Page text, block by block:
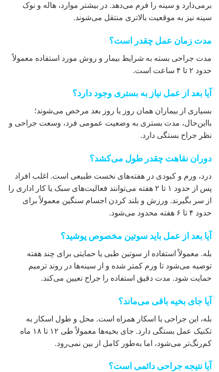
برمی‌دارد و سینه را فرم می‌دهد. در بیشتر موارد، هاله و نوک
سینه نیز به موقعیت بالاتری منتقل می‌شوند.
مدت زمان عمل چقدر است؟
مدت جراحی بسته به شرایط بیمار و روش مورد استفاده معمولاً
حدود ۲ تا ۴ ساعت است.
آیا بعد از عمل نیاز به بستری وجود دارد؟
بسیاری از بیماران همان روز یا روز بعد مرخص می‌شوند؛
بااین‌حال، مدت بستری به وضعیت عمومی فرد، وسعت جراحی و
نظر جراح بستگی دارد.
دوران نقاهت چقدر طول می‌کشد؟
درد، ورم و کبودی در هفته‌های نخست طبیعی است. اغلب افراد
پس از حدود ۱ تا ۲ هفته می‌توانند فعالیت‌های سبک یا کار اداری را
از سر بگیرند. ورزش و بلند کردن اجسام سنگین معمولاً برای
حدود ۴ تا ۶ هفته محدود می‌شود.
آیا بعد از عمل باید سوتین مخصوص پوشید؟
بله. معمولاً استفاده از سوتین طبی یا حمایتی برای چند هفته
توصیه می‌شود تا ورم کمتر شده و از سینه‌ها در روند ترمیم
حمایت شود. مدت دقیق استفاده را جراح تعیین می‌کند.
آیا جای بخیه باقی می‌ماند؟
بله، این جراحی با اسکار همراه است. محل و طول اسکار به
تکنیک عمل بستگی دارد. جای بخیه‌ها معمولاً طی ۱۲ تا ۱۸ ماه
کم‌رنگ‌تر می‌شود، اما به‌طور کامل از بین نمی‌رود.
آیا نتیجه جراحی دائمی است؟